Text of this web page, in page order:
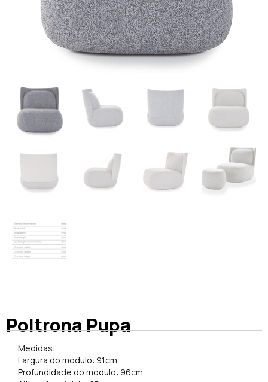
Poltrona Pupa
Medidas:
Largura do módulo: 91cm
Profundidade do módulo: 96cm